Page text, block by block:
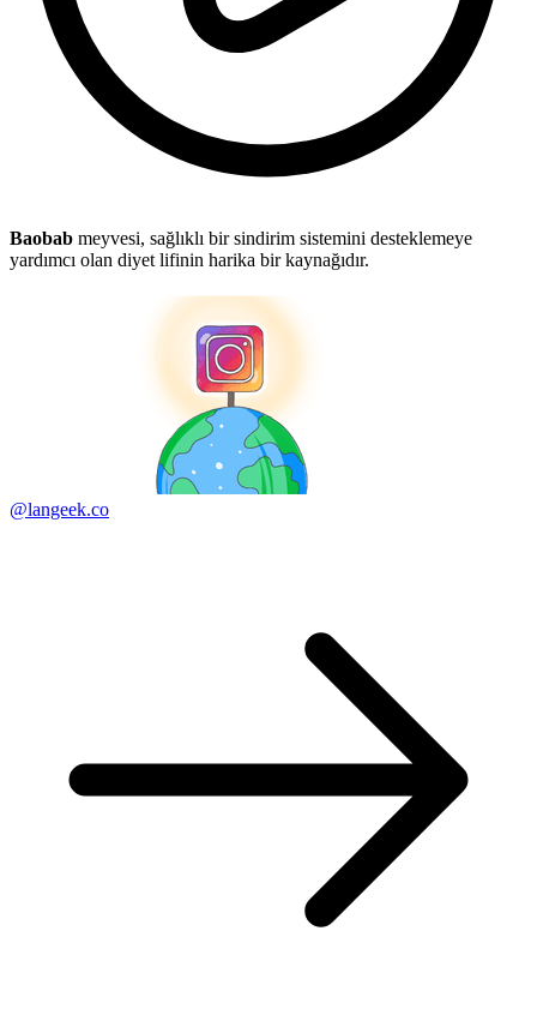
Baobab meyvesi, sağlıklı bir sindirim sistemini desteklemeye
yardımcı olan diyet lifinin harika bir kaynağıdır.
@langeek.co